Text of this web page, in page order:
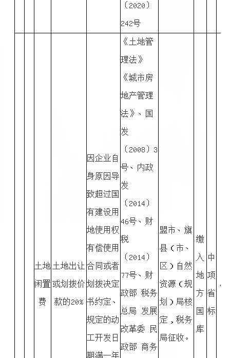
〔2020〕
242号
土地
闲置
费
土地出让
或划拨价
款的20%
因企业自
身原因导
致超过国
有建设用
地使用权
有偿使用
合同或者
划拨决定
书约定、
规定的动
工开发日
期满一年
《土地管
理法》
《城市房
地产管理
法》、国
发
〔2008〕3
号、内政
发
〔2014〕
46号、财
税
〔2014〕
77号、财
政部 税务
总局 发展
改革委 民
政部 商务
盟市、旗
县（市、
区）自然
资源（规
划）局核
定，税务
局征收。
缴
入
地
方
国
库
中
项
省
标
▲